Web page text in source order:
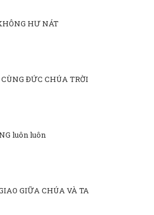
HƯ NÁT
ĐỨC CHÚA TRỜI
luôn luôn
GIỮA CHÚA VÀ TA